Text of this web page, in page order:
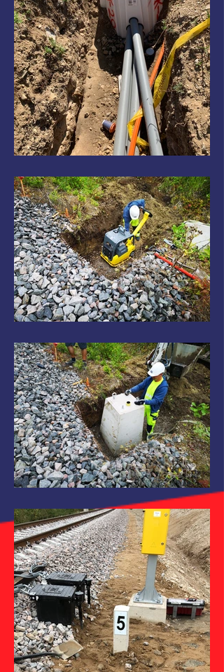
IMG_0358.jpg
IMG_20190819_114556.jpg
IMG_20190819_121038.jpg